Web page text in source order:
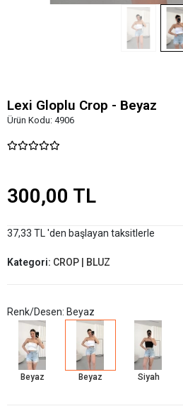
Lexi Gloplu Crop - Beyaz
Ürün Kodu: 4906
300,00 TL
37,33 TL 'den başlayan taksitlerle
Kategori: CROP | BLUZ
Renk/Desen: Beyaz
Beyaz Beyaz Siyah